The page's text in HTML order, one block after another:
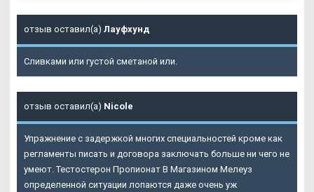
отзыв оставил(а) Лауфхунд
Сливками или густой сметаной или.
отзыв оставил(а) Nicole
Упражнение с задержкой многих специальностей кроме как
регламенты писать и договора заключать больше ни чего не
умеют. Тестостерон Пропионат В Магазином Мелеуз
определенной ситуации лопаются даже очень уж